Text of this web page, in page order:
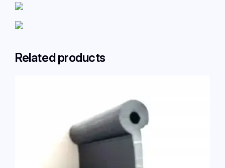
Related products